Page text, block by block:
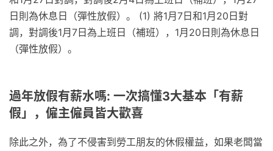
日則為休息日（彈性放假）。 (1) 將1月7日和1月20日對
調，對調後1月7日為上班日（補班），1月20日則為休息日
（彈性放假）。
過年放假有薪水嗎: 一次搞懂3大基本「有薪
假」，僱主僱員皆大歡喜
除此之外，為了不侵害到勞工朋友的休假權益，如果老闆當